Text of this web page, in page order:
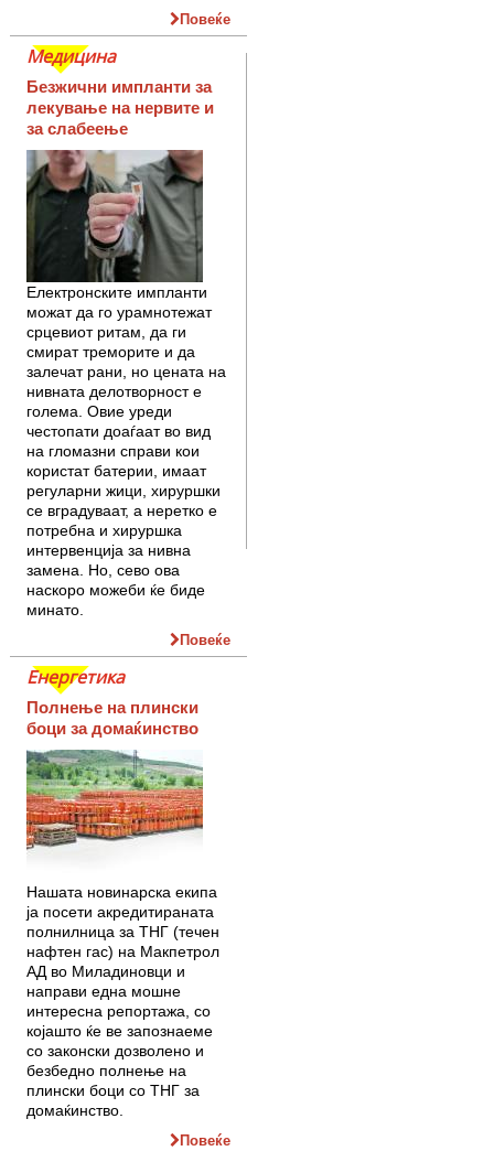
Повеќе
Медицина
Безжични импланти за
лекување на нервите и
за слабеење
Електронските импланти
можат да го урамнотежат
срцевиот ритам, да ги
смират треморите и да
залечат рани, но цената на
нивната делотворност е
голема. Овие уреди
честопати доаѓаат во вид
на гломазни справи кои
користат батерии, имаат
регуларни жици, хируршки
се вградуваат, а неретко е
потребна и хируршка
интервенција за нивна
замена. Но, сево ова
наскоро можеби ќе биде
минато.
Повеќе
Енергетика
Полнење на плински
боци за домаќинство
Нашата новинарска екипа
ја посети акредитираната
полнилница за ТНГ (течен
нафтен гас) на Макпетрол
АД во Миладиновци и
направи една мошне
интересна репортажа, со
којашто ќе ве запознаеме
со законски дозволено и
безбедно полнење на
плински боци со ТНГ за
домаќинство.
Повеќе